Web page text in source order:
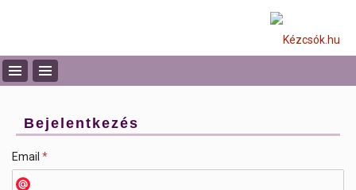
Bejelentkezés
Email *